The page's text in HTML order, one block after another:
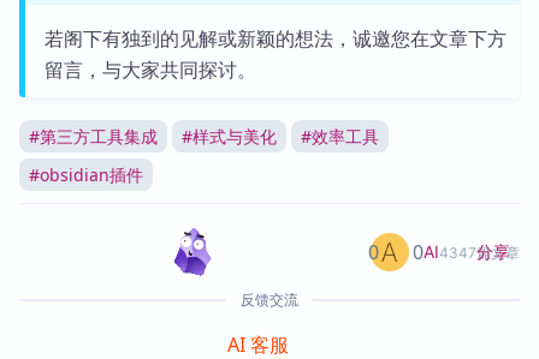
若阁下有独到的见解或新颖的想法，诚邀您在文章下方
留言，与大家共同探讨。
#第三方工具集成 #样式与美化 #效率工具
#obsidian插件
AI4347篇文章
0 0 分享
反馈交流
AI 客服